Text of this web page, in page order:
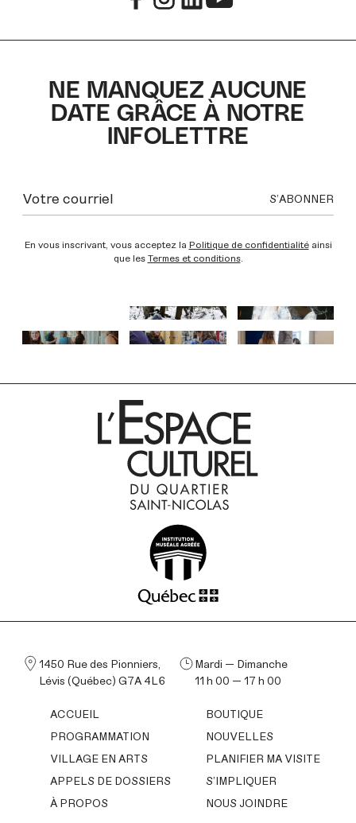
NE MANQUEZ AUCUNE
DATE GRÂCE À NOTRE
INFOLETTRE
En vous inscrivant, vous acceptez la Politique de confidentialitéainsi
que les Termes et conditions.
1450 Rue des Pionniers,
Lévis (Québec) G7A 4L6
Mardi — Dimanche
11 h 00 — 17 h 00
ACCUEIL
PROGRAMMATION
VILLAGE EN ARTS
APPELS DE DOSSIERS
À PROPOS
BOUTIQUE
NOUVELLES
PLANIFIER MA VISITE
S’IMPLIQUER
NOUS JOINDRE